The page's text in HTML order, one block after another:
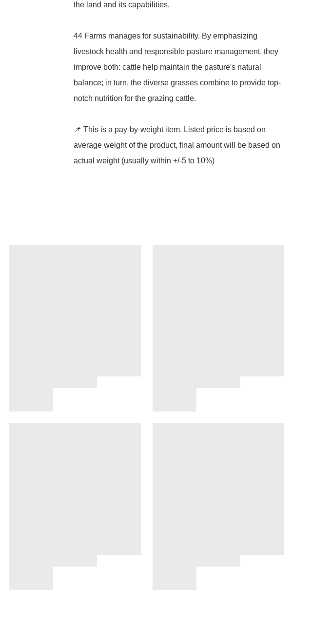
the land and its capabilities.
44 Farms manages for sustainability. By emphasizing
livestock health and responsible pasture management, they
improve both: cattle help maintain the pasture's natural
balance; in turn, the diverse grasses combine to provide top-
notch nutrition for the grazing cattle.
📌 This is a pay-by-weight item. Listed price is based on
average weight of the product, final amount will be based on